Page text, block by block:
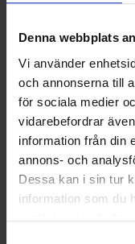
Denna webbplats
Vi använder
och annonserna till
för sociala medier
vidarebefordrar
information från din
annons- och
Dessa kan i sin tur
information som du
samlat in när du har
Recensioner
Du kanske